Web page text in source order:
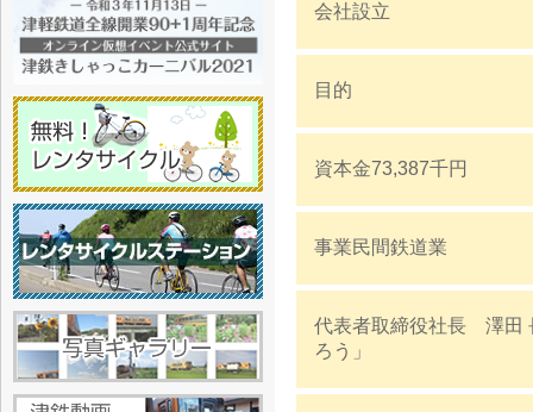
会社設立
目的
資本金73,387千円
事業民間鉄道業
代表者取締役社長 澤田
ろう」